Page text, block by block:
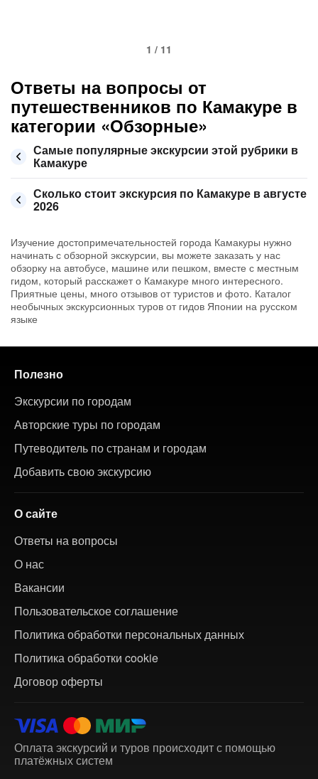
1 / 11
Ответы на вопросы от
путешественников по Камакуре в
категории «Обзорные»
Самые популярные экскурсии этой рубрики в
Камакуре
Сколько стоит экскурсия по Камакуре в августе
2026
Изучение достопримечательностей города Камакуры нужно
начинать с обзорной экскурсии, вы можете заказать у нас
обзорку на автобусе, машине или пешком, вместе с местным
гидом, который расскажет о Камакуре много интересного.
Приятные цены, много отзывов от туристов и фото. Каталог
необычных экскурсионных туров от гидов Японии на русском
языке
Полезно
Экскурсии по городам
Авторские туры по городам
Путеводитель по странам и городам
Добавить свою экскурсию
О сайте
Ответы на вопросы
О нас
Вакансии
Пользовательское соглашение
Политика обработки персональных данных
Политика обработки cookie
Договор оферты
Оплата экскурсий и туров происходит с помощью
платёжных систем